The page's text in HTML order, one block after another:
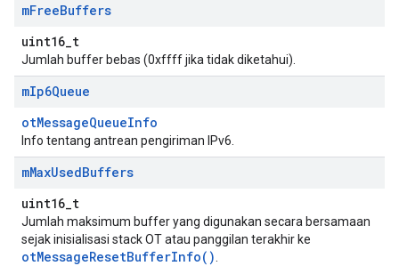
mFreeBuffers
uint16_t
Jumlah buffer bebas (0xffff jika tidak diketahui).
mIp6Queue
otMessageQueueInfo
Info tentang antrean pengiriman IPv6.
mMaxUsedBuffers
uint16_t
Jumlah maksimum buffer yang digunakan secara bersamaan
sejak inisialisasi stack OT atau panggilan terakhir ke
otMessageResetBufferInfo()